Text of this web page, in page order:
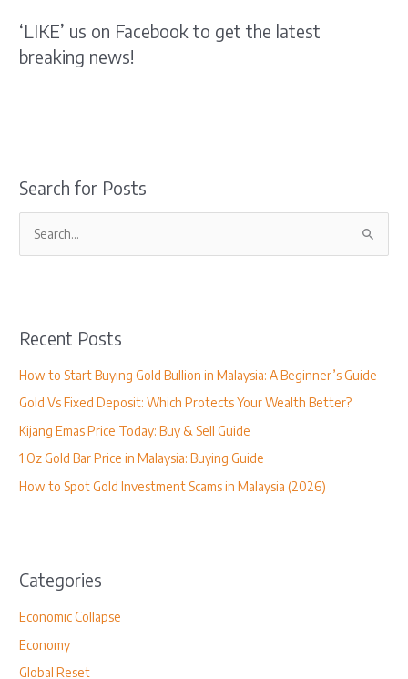
‘LIKE’ us on Facebook to get the latest
breaking news!
Search for Posts
c
f
o
r
:
Recent Posts
How to Start Buying Gold Bullion in Malaysia: A Beginner’s Guide
Gold Vs Fixed Deposit: Which Protects Your Wealth Better?
Kijang Emas Price Today: Buy & Sell Guide
1 Oz Gold Bar Price in Malaysia: Buying Guide
How to Spot Gold Investment Scams in Malaysia (2026)
Categories
Economic Collapse
Economy
Global Reset